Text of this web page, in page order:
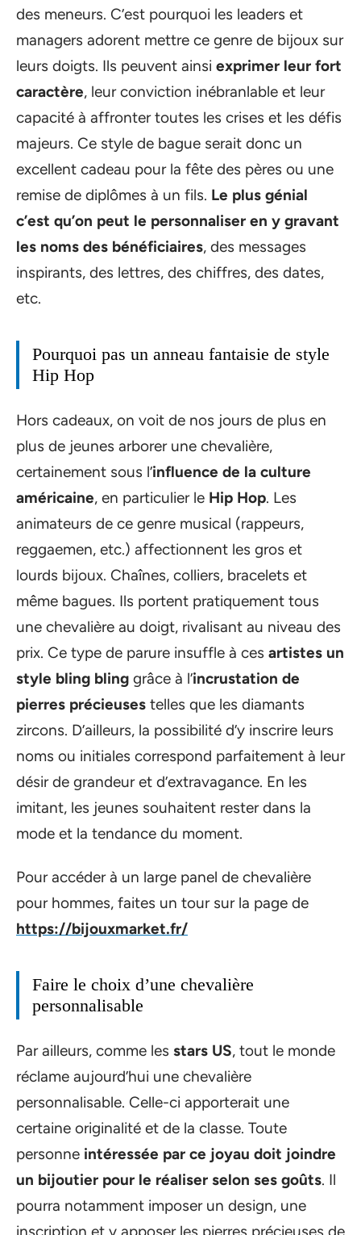
des meneurs. C’est pourquoi les leaders et
managers adorent mettre ce genre de bijoux sur
leurs doigts. Ils peuvent ainsi exprimer leur fort
caractère, leur conviction inébranlable et leur
capacité à affronter toutes les crises et les défis
majeurs. Ce style de bague serait donc un
excellent cadeau pour la fête des pères ou une
remise de diplômes à un fils. Le plus génial
c’est qu’on peut le personnaliser en y gravant
les noms des bénéficiaires, des messages
inspirants, des lettres, des chiffres, des dates,
etc.
Pourquoi pas un anneau fantaisie de style
Hip Hop
Hors cadeaux, on voit de nos jours de plus en
plus de jeunes arborer une chevalière,
certainement sous l’influence de la culture
américaine, en particulier le Hip Hop. Les
animateurs de ce genre musical (rappeurs,
reggaemen, etc.) affectionnent les gros et
lourds bijoux. Chaînes, colliers, bracelets et
même bagues. Ils portent pratiquement tous
une chevalière au doigt, rivalisant au niveau des
prix. Ce type de parure insuffle à ces artistes un
style bling bling grâce à l’incrustation de
pierres précieuses telles que les diamants
zircons. D’ailleurs, la possibilité d’y inscrire leurs
noms ou initiales correspond parfaitement à leur
désir de grandeur et d’extravagance. En les
imitant, les jeunes souhaitent rester dans la
mode et la tendance du moment.
Pour accéder à un large panel de chevalière
pour hommes, faites un tour sur la page de
https://bijouxmarket.fr/
Faire le choix d’une chevalière
personnalisable
Par ailleurs, comme les stars US, tout le monde
réclame aujourd’hui une chevalière
personnalisable. Celle-ci apporterait une
certaine originalité et de la classe. Toute
personne intéressée par ce joyau doit joindre
un bijoutier pour le réaliser selon ses goûts. Il
pourra notamment imposer un design, une
inscription et y apposer les pierres précieuses de